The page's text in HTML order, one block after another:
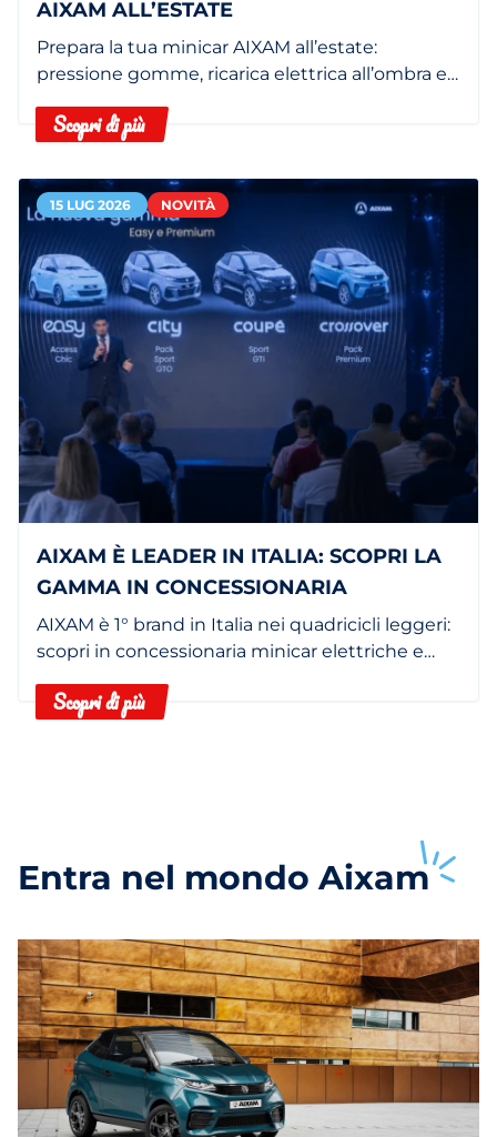
AIXAM ALL’ESTATE
Prepara la tua minicar AIXAM all’estate:
pressione gomme, ricarica elettrica all’ombra e
Scopri di più
15 LUG 2026 NOVITÀ
AIXAM È LEADER IN ITALIA: SCOPRI LA
GAMMA IN CONCESSIONARIA
AIXAM è 1° brand in Italia nei quadricicli leggeri:
scopri in concessionaria minicar elettriche e
Scopri di più
Entra nel mondo Aixam